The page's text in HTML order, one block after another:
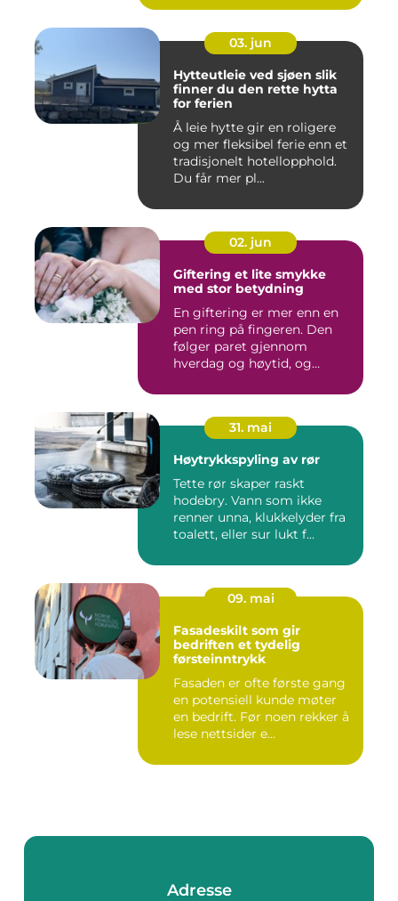
03. jun
Hytteutleie ved sjøen slik
finner du den rette hytta
for ferien
Å leie hytte gir en roligere
og mer fleksibel ferie enn et
tradisjonelt hotellopphold.
Du får mer pl...
02. jun
Giftering et lite smykke
med stor betydning
En giftering er mer enn en
pen ring på fingeren. Den
følger paret gjennom
hverdag og høytid, og
31. mai
Høytrykkspyling av rør
Tette rør skaper raskt
hodebry. Vann som ikke
renner unna, klukkelyder fra
toalett, eller sur lukt f...
09. mai
Fasadeskilt som gir
bedriften et tydelig
førsteinntrykk
Fasaden er ofte første gang
en potensiell kunde møter
en bedrift. Før noen rekker å
lese nettsider e...
Adresse